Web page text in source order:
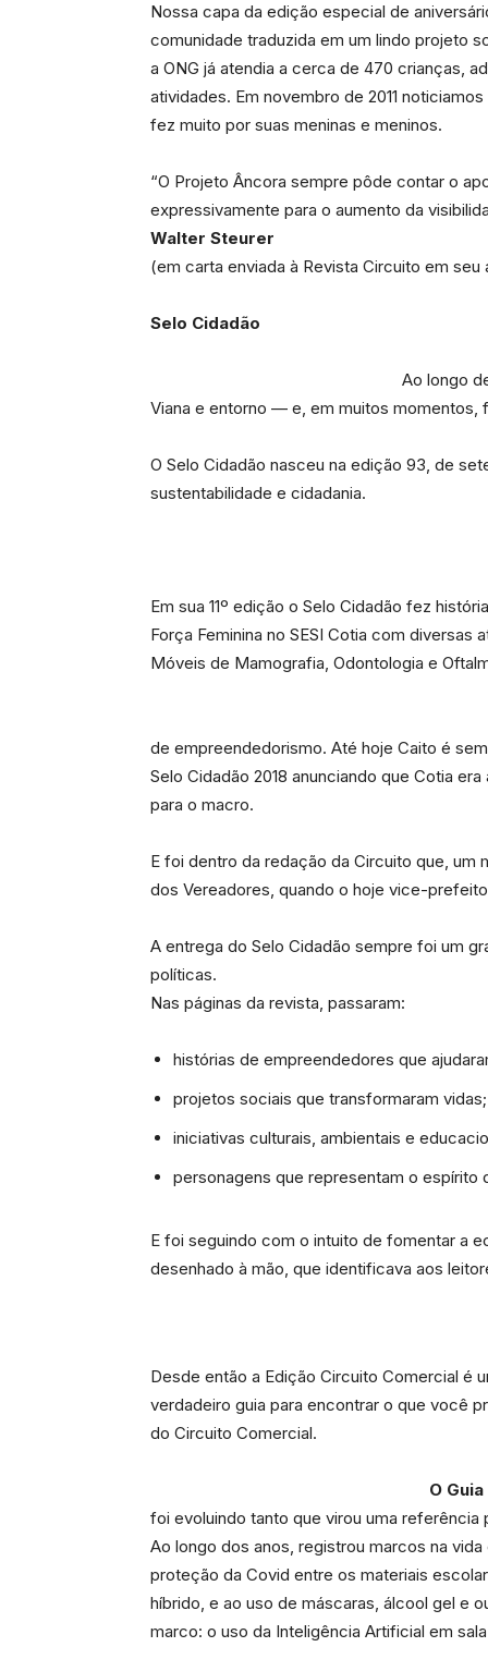
Nossa capa da edição especial de
comunidade traduzida em um lindo projeto
a ONG já atendia a cerca de 470 crianças,
atividades. Em novembro de 2011
fez muito por suas meninas e meninos.
“O Projeto Âncora sempre pôde contar o
expressivamente para o aumento da
Walter Steurer
(em carta enviada à Revista Circuito em seu
Selo Cidadão
Ao longo
Viana e entorno — e, em muitos momentos,
O Selo Cidadão nasceu na edição 93, de
sustentabilidade e cidadania.
Em sua 11º edição o Selo Cidadão fez
Força Feminina no SESI Cotia com
Móveis de Mamografia, Odontologia e
de empreendedorismo. Até hoje Caito é
Selo Cidadão 2018 anunciando que Cotia
para o macro.
E foi dentro da redação da Circuito que, um
dos Vereadores, quando o hoje vice-
A entrega do Selo Cidadão sempre foi um
políticas.
Nas páginas da revista, passaram:
histórias de empreendedores que
projetos sociais que transformaram vidas;
iniciativas culturais, ambientais e
personagens que representam o espírito
E foi seguindo com o intuito de fomentar a
desenhado à mão, que identificava aos
Desde então a Edição Circuito Comercial é
verdadeiro guia para encontrar o que você
do Circuito Comercial.
O
foi evoluindo tanto que virou uma
Ao longo dos anos, registrou marcos na
proteção da Covid entre os materiais
híbrido, e ao uso de máscaras, álcool gel e
marco: o uso da Inteligência Artificial em